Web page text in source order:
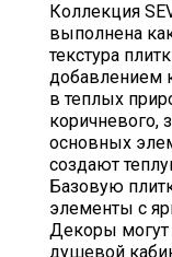
Коллекция
выполнена
текстура
добавлением
в теплых
коричневого,
основных
создают
Базовую
элементы с
Декоры могут
душевой